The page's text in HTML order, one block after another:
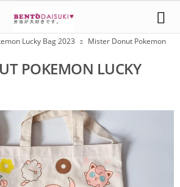
Lucky Bag 2023
Mister Donut Pokemon
POKEMON LUCKY